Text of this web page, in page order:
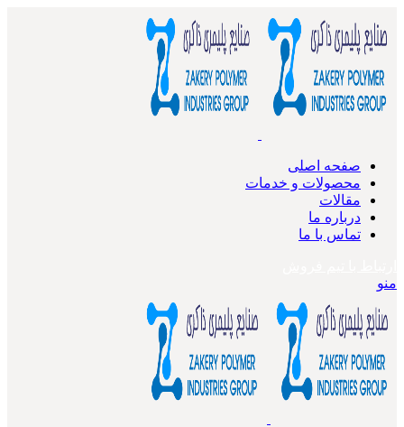
صفحه اصلی
محصولات و خدمات
مقالات
درباره ما
تماس با ما
منو